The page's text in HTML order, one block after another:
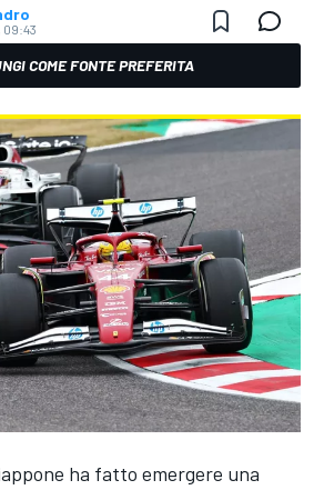
09:43
COME FONTE PREFERITA
ha fatto emergere una